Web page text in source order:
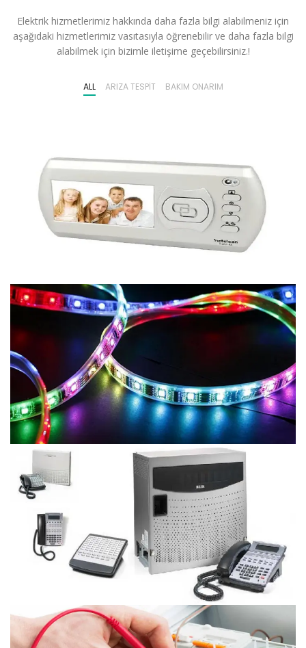
Elektrik hizmetlerimiz hakkında daha fazla bilgi alabilmeniz için
aşağıdaki hizmetlerimiz vasıtasıyla öğrenebilir ve daha fazla bilgi
alabilmek için bizimle iletişime geçebilirsiniz.!
ALL ARIZA TESPIT BAKIM ONARIM